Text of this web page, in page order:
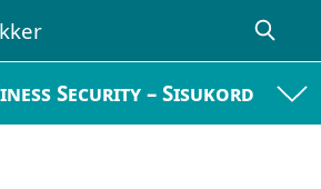
Security – Sisukord